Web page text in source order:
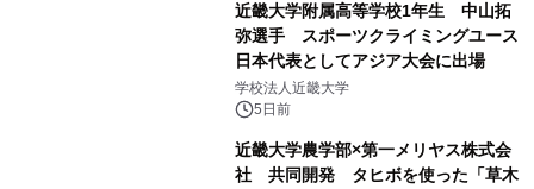
近畿大学附属高等学校1年生 中山拓
弥選手 スポーツクライミングユース
日本代表としてアジア大会に出場
学校法人近畿大学
5日前
近畿大学農学部×第一メリヤス株式会
社 共同開発 タヒボを使った「草木